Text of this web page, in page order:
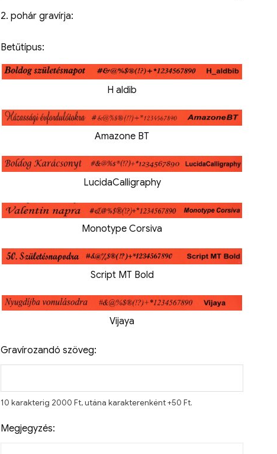
2. pohár gravírja:
Betűtípus:
H aldib
Amazone BT
LucidaCalligraphy
Monotype Corsiva
Script MT Bold
Vijaya
Gravírozandó szöveg:
10 karakterig 2000 Ft, utána karakterenként +50 Ft.
Megjegyzés: